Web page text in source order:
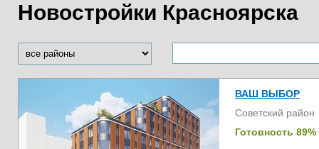
Новостройки Красноярска
ВАШ ВЫБОР
Советский район
Готовность 89%